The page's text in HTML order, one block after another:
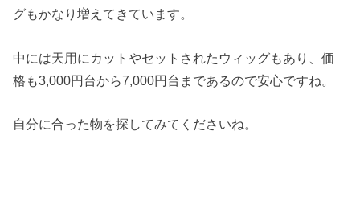
グもかなり増えてきています。
中には天用にカットやセットされたウィッグもあり、価
格も3,000円台から7,000円台まであるので安心ですね。
自分に合った物を探してみてくださいね。